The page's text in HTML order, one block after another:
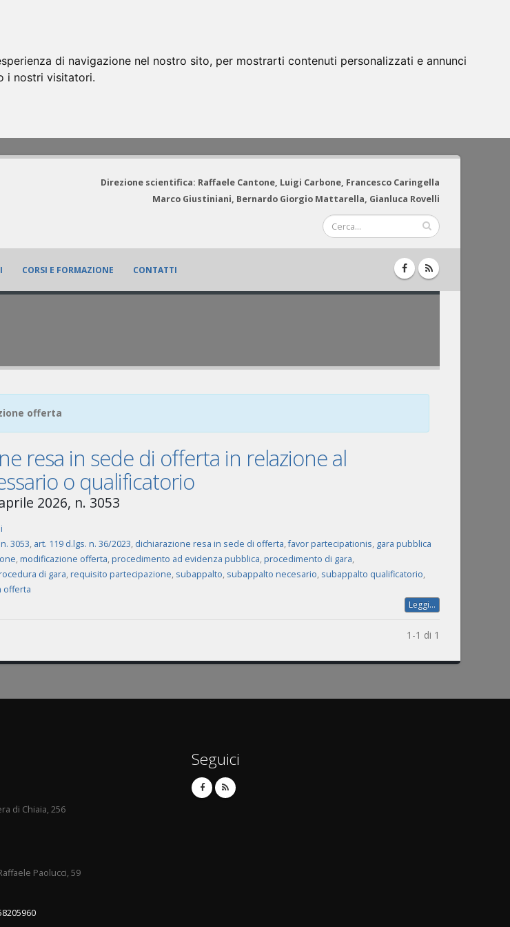
di navigazione nel nostro sito, per mostrarti contenuti personalizzati e annunci
i nostri visitatori.
Direzione scientifica: Raffaele Cantone, Luigi Carbone, Francesco Caringella
Marco Giustiniani, Bernardo Giorgio Mattarella, Gianluca Rovelli
CORSI E FORMAZIONE CONTATTI
offerta
resa in sede di offerta in relazione al
o qualificatorio
2026, n. 3053
3053, art. 119 d.lgs. n. 36/2023, dichiarazione resa in sede di offerta,favor partecipationis, gara pubblica
,modificazione offerta,procedimento ad evidenza pubblica,procedimento di gara,
di gara,requisito partecipazione, subappalto, subappalto necesario, subappalto qualificatorio,
offerta
Leggi...
1-1 di 1
di Chiaia, 256
Paolucci, 59
Seguici